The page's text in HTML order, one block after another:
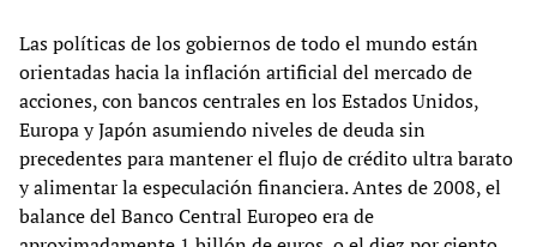
Las políticas de los gobiernos de todo el mundo están
orientadas hacia la inflación artificial del mercado de
acciones, con bancos centrales en los Estados Unidos,
Europa y Japón asumiendo niveles de deuda sin
precedentes para mantener el flujo de crédito ultra barato
y alimentar la especulación financiera. Antes de 2008, el
balance del Banco Central Europeo era de